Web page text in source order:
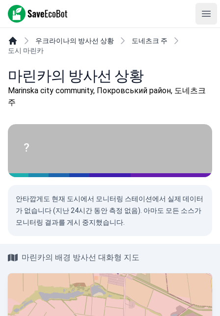
SaveEcoBot
우크라이나의 방사선 상황
도네츠크 주
도시 마린카
마린카의 방사선 상황
Marinska city community, Покровський район, 도네츠크
주
?
안타깝게도 현재 도시에서 모니터링 스테이션에서 실제 데이터
가 없습니다 (지난 24시간 동안 측정 없음). 아마도 모든 소스가
모니터링 결과를 게시 중지했습니다.
마린카의 배경 방사선 대화형 지도